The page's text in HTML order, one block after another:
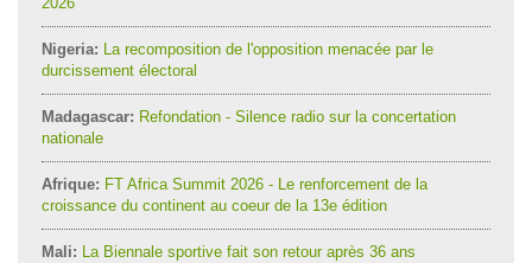
Nigeria: La recomposition de l'opposition menacée par le
durcissement électoral
Madagascar: Refondation - Silence radio sur la concertation
nationale
Afrique: FT Africa Summit 2026 - Le renforcement de la
croissance du continent au coeur de la 13e édition
Mali: La Biennale sportive fait son retour après 36 ans